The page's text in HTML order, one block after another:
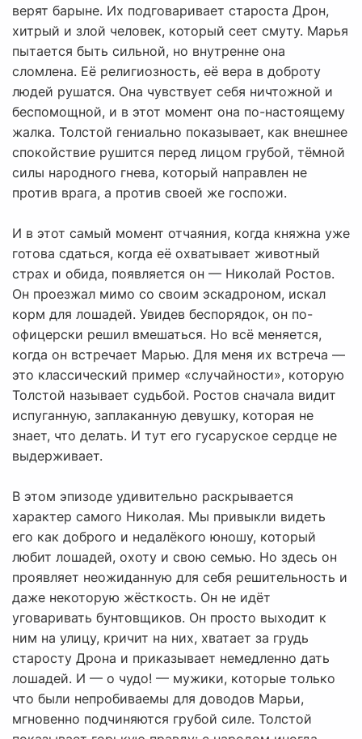
верят барыне. Их подговаривает староста Дрон,
хитрый и злой человек, который сеет смуту. Марья
пытается быть сильной, но внутренне она
сломлена. Её религиозность, её вера в доброту
людей рушатся. Она чувствует себя ничтожной и
беспомощной, и в этот момент она по-настоящему
жалка. Толстой гениально показывает, как внешнее
спокойствие рушится перед лицом грубой, тёмной
силы народного гнева, который направлен не
против врага, а против своей же госпожи.
И в этот самый момент отчаяния, когда княжна уже
готова сдаться, когда её охватывает животный
страх и обида, появляется он — Николай Ростов.
Он проезжал мимо со своим эскадроном, искал
корм для лошадей. Увидев беспорядок, он по-
офицерски решил вмешаться. Но всё меняется,
когда он встречает Марью. Для меня их встреча —
это классический пример «случайности», которую
Толстой называет судьбой. Ростов сначала видит
испуганную, заплаканную девушку, которая не
знает, что делать. И тут его гусаруское сердце не
выдерживает.
В этом эпизоде удивительно раскрывается
характер самого Николая. Мы привыкли видеть
его как доброго и недалёкого юношу, который
любит лошадей, охоту и свою семью. Но здесь он
проявляет неожиданную для себя решительность и
даже некоторую жёсткость. Он не идёт
уговаривать бунтовщиков. Он просто выходит к
ним на улицу, кричит на них, хватает за грудь
старосту Дрона и приказывает немедленно дать
лошадей. И — о чудо! — мужики, которые только
что были непробиваемы для доводов Марьи,
мгновенно подчиняются грубой силе. Толстой